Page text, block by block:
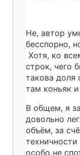
Не, автор
бесспорно,
Хотя, ко
строк, чего
такова доля
там коньяк
В общем, я
довольно
объём, за
техничности
особо не